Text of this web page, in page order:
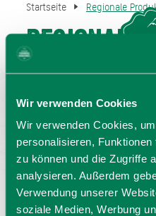
Wir verwenden Cookies
Wir verwenden Cookies,
personalisieren,
zu können und die Zugriffe
analysieren. Außerdem
Verwendung unserer
soziale Medien, Werbung
Startseite Regionale
Regionale
Gastro